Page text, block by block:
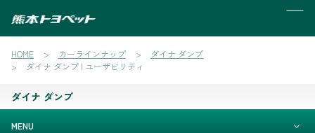
HOME カーラインナップ
ダイナ ダンプ
ダイナ ダンプ | ユーザビリティ
ダイナ ダンプ
MENU